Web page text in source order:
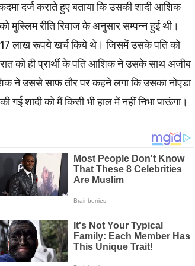
दर्ज कराते हुए बताया कि उसकी शादी आशिक
मुस्लिम रीति रिवाज के अनुसार सम्पन्न हुई थी।
लाख रूपये खर्च किये थे। जिसमें उसके पति को
को ही प्रार्थी के पति आशिक ने उसके साथ अजीब
ने उससे साफ तौर पर कहने लगा कि उसका नोएडा
शादी को मैं किसी भी हाल में नहीं निभा पाऊंगा।